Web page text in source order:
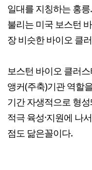
일대를 지칭하는 홍
불리는 미국 보스턴
장 비슷한 바이오 클
보스턴 바이오 클러
앵커(주축)기관 역할
기간 자생적으로 형
적극 육성·지원에 나
점도 닮은꼴이다.